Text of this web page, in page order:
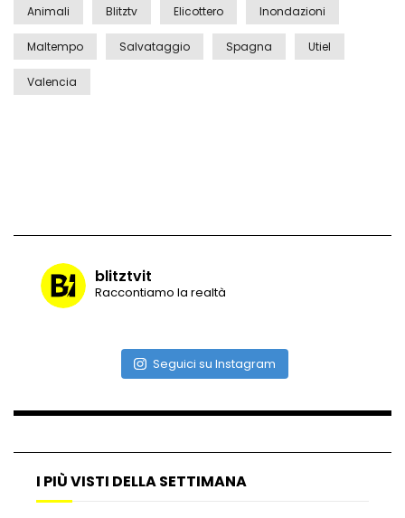
Grattacielo crolla per un incendio
male
Animali Blitztv Elicottero Inondazioni
Maltempo Salvataggio Spagna Utiel
Valencia
blitztvit
Raccontiamo la realtà
Seguici su Instagram
I PIÙ VISTI DELLA SETTIMANA